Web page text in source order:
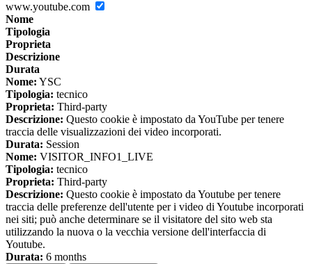
www.youtube.com
Nome
Tipologia
Proprieta
Descrizione
Durata
Nome: YSC
Tipologia: tecnico
Proprieta: Third-party
Descrizione: Questo cookie è impostato da YouTube per tenere
traccia delle visualizzazioni dei video incorporati.
Durata: Session
Nome: VISITOR_INFO1_LIVE
Tipologia: tecnico
Proprieta: Third-party
Descrizione: Questo cookie è impostato da Youtube per tenere
traccia delle preferenze dell'utente per i video di Youtube incorporati
nei siti; può anche determinare se il visitatore del sito web sta
utilizzando la nuova o la vecchia versione dell'interfaccia di
Youtube.
Durata: 6 months